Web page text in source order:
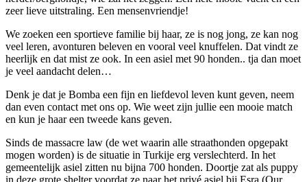
zeer lieve uitstraling. Een mensenvriendje!
We zoeken een sportieve familie bij haar, ze is nog jong, ze kan nog
veel leren, avonturen beleven en vooral veel knuffelen. Dat vindt ze
heerlijk en dat mist ze ook. In een asiel met 90 honden.. tja dan moet
je veel aandacht delen…
Denk je dat je Bomba een fijn en liefdevol leven kunt geven, neem
dan even contact met ons op. Wie weet zijn jullie een mooie match
en kun je haar een tweede kans geven.
Sinds de massacre law (de wet waarin alle straathonden opgepakt
mogen worden) is de situatie in Turkije erg verslechterd. In het
gemeentelijk asiel zitten nu bijna 700 honden. Doortje zat als puppy